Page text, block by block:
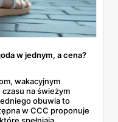
w jednym, a cena?
wakacyjnym
na świeżym
obuwia to
w CCC proponuje